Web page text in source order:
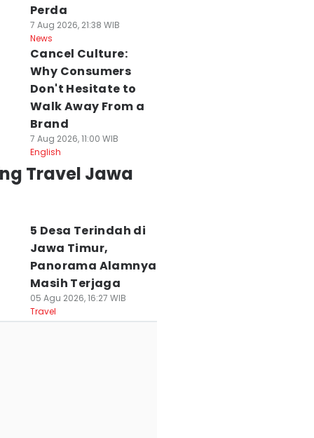
Perda
7 Aug 2026, 21:38 WIB
News
Cancel Culture:
Why Consumers
Don't Hesitate to
Walk Away From a
Brand
7 Aug 2026, 11:00 WIB
English
Travel Jawa
5 Desa Terindah di
Jawa Timur,
Panorama Alamnya
Masih Terjaga
05 Agu 2026, 16:27 WIB
Travel